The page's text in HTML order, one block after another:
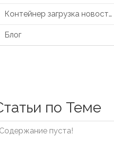
Контейнер загрузка новостей
Блог
по Теме
Содержание пуста!